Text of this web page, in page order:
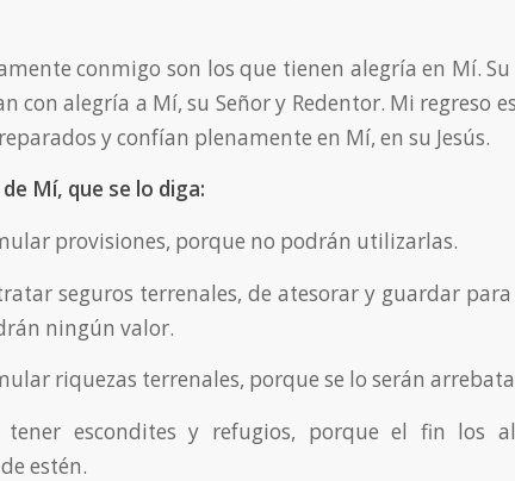
conmigo son los que tienen alegría en Mí. Su
con alegría a Mí, su Señor y Redentor. Mi regreso
y confían plenamente en Mí, en su Jesús.
Mí, que se lo diga:
provisiones, porque no podrán utilizarlas.
seguros terrenales, de atesorar y guardar
ningún valor.
riquezas terrenales, porque se lo serán
escondites y refugios, porque el fin los
estén.